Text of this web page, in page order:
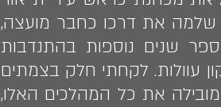
"המשפחה שלנו מלוכדת", הוא מציין. בשנת 1983 החל שלמה את דרכו כחבר מועצה,
כיהן כסגן ראש העיר. לאחר שנת 1995 פעל מספר שנים נוספות בהתנדבות
עוולות. לקחתי חלק בצמתים
מובילה את כל המהלכים האלו,